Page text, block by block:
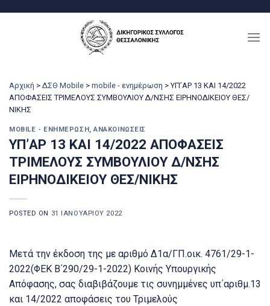
Αρχική > ΔΣΘ Mobile > mobile - ενημέρωση > ΥΠ’ΑΡ 13 ΚΑΙ 14/2022
ΑΠΟΦΑΣΕΙΣ ΤΡΙΜΕΛΟΥΣ ΣΥΜΒΟΥΛΙΟΥ Δ/ΝΣΗΣ ΕΙΡΗΝΟΔΙΚΕΙΟΥ ΘΕΣ/
ΝΙΚΗΣ
MOBILE - ΕΝΗΜΈΡΩΣΗ,ΑΝΑΚΟΙΝΏΣΕΙΣ
ΥΠ’ΑΡ 13 ΚΑΙ 14/2022 ΑΠΟΦΑΣΕΙΣ
ΤΡΙΜΕΛΟΥΣ ΣΥΜΒΟΥΛΙΟΥ Δ/ΝΣΗΣ
ΕΙΡΗΝΟΔΙΚΕΙΟΥ ΘΕΣ/ΝΙΚΗΣ
POSTED ON 31 ΙΑΝΟΥΑΡΊΟΥ 2022
Μετά την έκδοση της με αριθμό Δ1α/ΓΠ.οικ. 4761/29-1-
2022(ΦΕΚ Β΄290/29-1-2022) Κοινής Υπουργικής
Απόφασης, σας διαβιβάζουμε τις συνημμένες υπ΄αριθμ.13
και 14/2022 αποφάσεις του Τριμελούς